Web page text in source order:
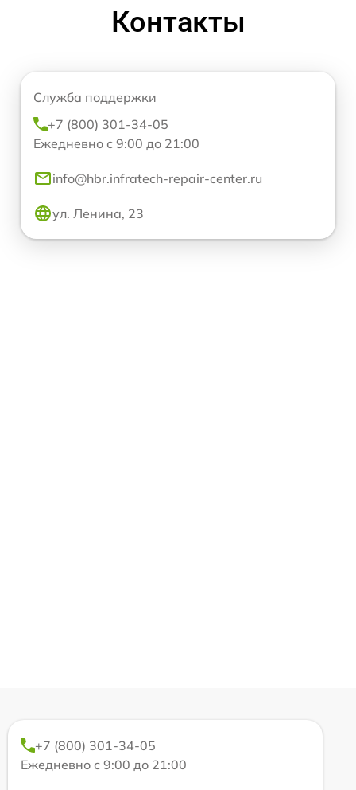
Контакты
Служба поддержки
+7 (800) 301-34-05
Ежедневно с 9:00 до 21:00
info@hbr.infratech-repair-center.ru
ул. Ленина, 23
+7 (800) 301-34-05
Ежедневно с 9:00 до 21:00